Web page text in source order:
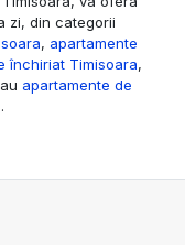
zi, din categorii
, apartamente
închiriat Timisoara,
apartamente de
.